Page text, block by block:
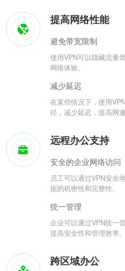
提高网络性能
避免带宽限制
使用VPN可以隐藏流量
网络体验。
减少延迟
在某些情况下，使用
径，减少延迟，提高网速
远程办公支持
安全的企业网络访问
员工可以通过VPN安全
据的机密性和完整性。
统一管理
企业可以通过VPN统一
提高安全性和管理效率。
跨区域办公